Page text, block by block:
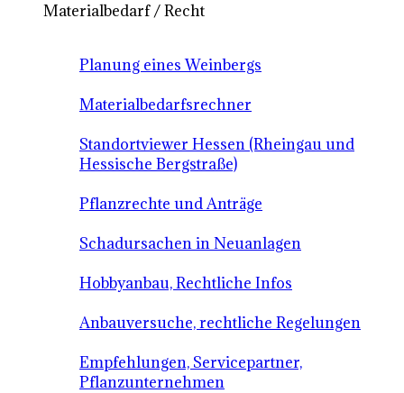
Materialbedarf / Recht
Planung eines Weinbergs
Materialbedarfsrechner
Standortviewer Hessen (Rheingau und
Hessische Bergstraße)
Pflanzrechte und Anträge
Schadursachen in Neuanlagen
Hobbyanbau, Rechtliche Infos
Anbauversuche, rechtliche Regelungen
Empfehlungen, Servicepartner,
Pflanzunternehmen